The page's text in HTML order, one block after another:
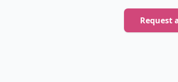
Request